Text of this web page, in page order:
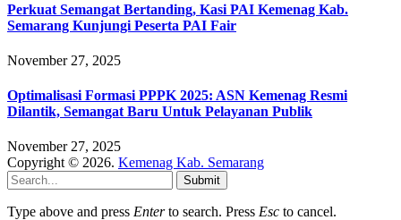
Perkuat Semangat Bertanding, Kasi PAI Kemenag Kab.
Semarang Kunjungi Peserta PAI Fair
November 27, 2025
Optimalisasi Formasi PPPK 2025: ASN Kemenag Resmi
Dilantik, Semangat Baru Untuk Pelayanan Publik
November 27, 2025
Copyright © 2026. Kemenag Kab. Semarang
Submit
Type above and press Enterto search. Press Esc to cancel.